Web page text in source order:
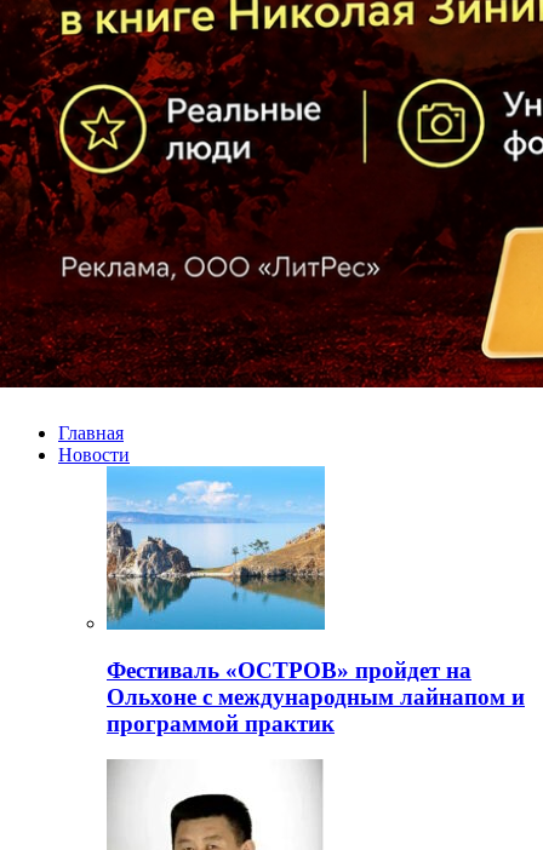
Главная
Новости
Фестиваль «ОСТРОВ» пройдет на
Ольхоне с международным лайнапом и
программой практик